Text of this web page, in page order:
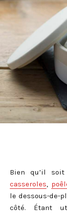
Bien qu’il
casseroles,
le dessous-de-
côté. Étant